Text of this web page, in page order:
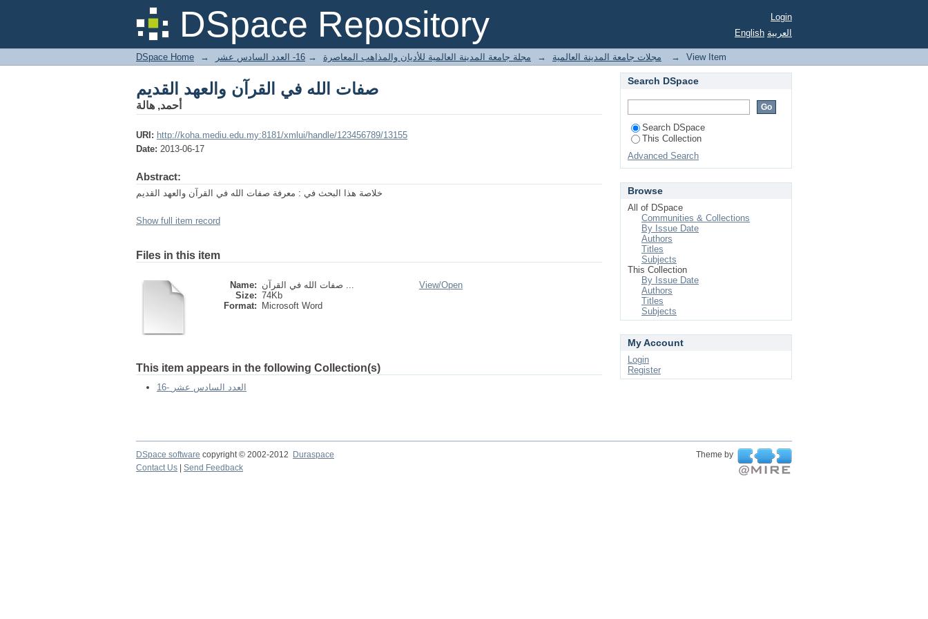
DSpace Repository
صفات الله في القرآن والعهد القديم
Login
English العربية
DSpace Home → مجلات جامعة المدينة العالمية → مجلة جامعة المدينة العالمية للأديان والمذاهب المعاصرة → 16- العدد السادس عشر → View Item
صفات الله في القرآن والعهد القديم
أحمد, هالة
URI: http://koha.mediu.edu.my:8181/xmlui/handle/123456789/13155
Date: 2013-06-17
Abstract:
خلاصة هذا البحث في : معرفة صفات الله في القرآن والعهد القديم
Show full item record
Files in this item
Name:
صفات الله في القرآن ...
Size: 74Kb
Format:
Microsoft Word
View/Open
This item appears in the following Collection(s)
16- العدد السادس عشر
Search DSpace
Search DSpace
This Collection
Advanced Search
Browse
All of DSpace
Communities & Collections
By Issue Date
Authors
Titles
Subjects
This Collection
By Issue Date
Authors
Titles
Subjects
My Account
Login
Register
DSpace software copyright © 2002-2012 Duraspace
Theme by
Contact Us
Send Feedback